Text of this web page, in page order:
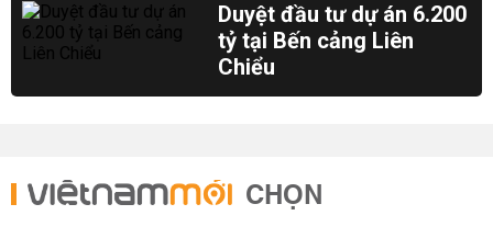
Duyệt đầu tư dự án 6.200
tỷ tại Bến cảng Liên
Chiểu
CHỌN